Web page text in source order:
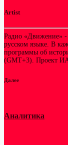
Artist
Радио «Движение» -
русском языке. В
программы об
(GMT+3). Проект
Далее
Аналитика